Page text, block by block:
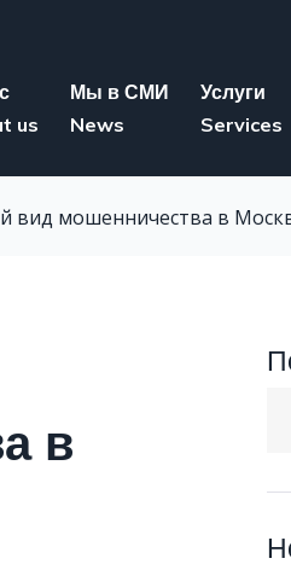
us
Мы в СМИ
News
Услуги
Services
вид мошенничества в
в